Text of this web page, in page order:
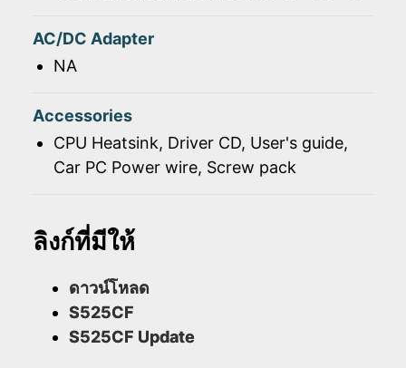
AC/DC Adapter
NA
Accessories
CPU Heatsink, Driver CD, User's guide,
Car PC Power wire, Screw pack
ลิงก์ที่มีให้
ดาวน์โหลด
S525CF
S525CF Update